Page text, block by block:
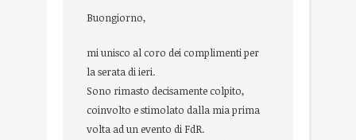
Buongiorno,
mi unisco al coro dei complimenti per
la serata di ieri.
Sono rimasto decisamente colpito,
coinvolto e stimolato dalla mia prima
volta ad un evento di FdR.